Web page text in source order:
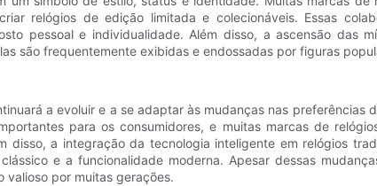
relógios de edição limitada e colecionáveis. Essas
pessoal e individualidade. Além disso, a ascensão das
são frequentemente exibidas e endossadas por figuras
a evoluir e a se adaptar às mudanças nas
para os consumidores, e muitas marcas de
disso, a integração da tecnologia inteligente em relógios
e a funcionalidade moderna. Apesar dessas
valioso por muitas gerações.